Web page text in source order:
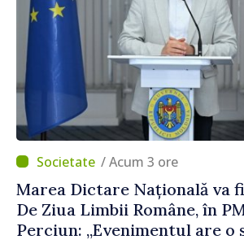
/ Acum 3 ore
Marea Dictare Națională va
De Ziua Limbii Române, în
Perciun: „Evenimentul are o